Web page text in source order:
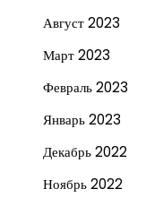
Август 2023
Март 2023
Февраль 2023
Январь 2023
Декабрь 2022
Ноябрь 2022